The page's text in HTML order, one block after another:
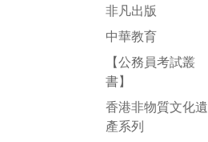
非凡出版
中華教育
【公務員考試叢
書】
香港非物質文化遺
產系列